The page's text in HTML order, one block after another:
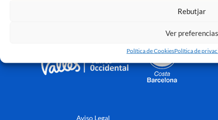
Rebutjar
Ver preferencias
Política de CookiesPolítica de
Aviso Legal